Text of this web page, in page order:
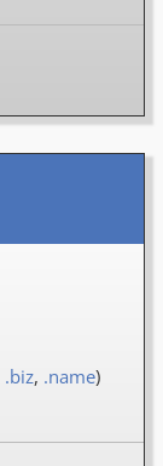
.biz, .name)